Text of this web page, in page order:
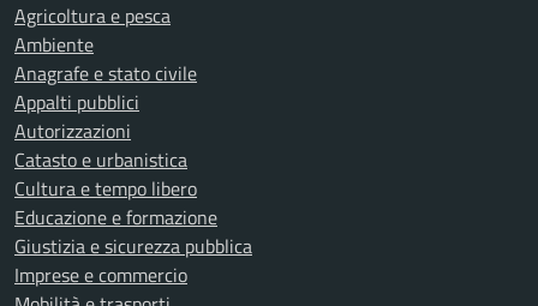
Agricoltura e pesca
Ambiente
Anagrafe e stato civile
Appalti pubblici
Autorizzazioni
Catasto e urbanistica
Cultura e tempo libero
Educazione e formazione
Giustizia e sicurezza pubblica
Imprese e commercio